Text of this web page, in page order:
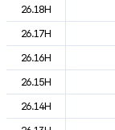
26.18H
26.17H
26.16H
26.15H
26.14H